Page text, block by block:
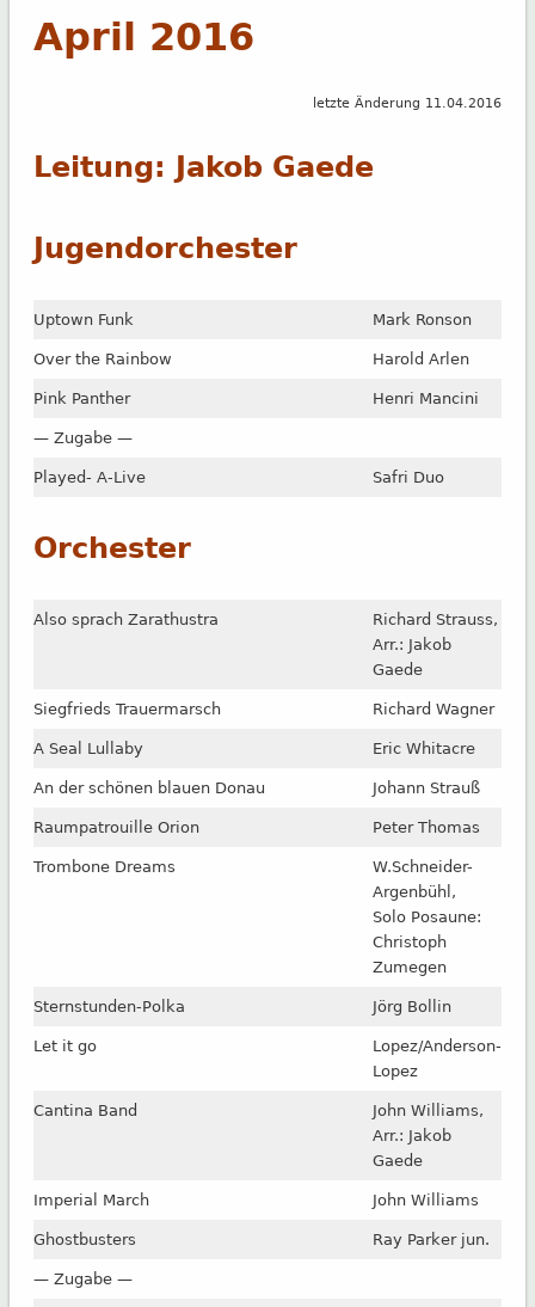
April 2016
letzte Änderung 11.04.2016
Leitung: Jakob Gaede
Jugendorchester
Uptown Funk Mark Ronson
Over the Rainbow Harold Arlen
Pink Panther Henri Mancini
— Zugabe —
Played- A-Live Safri Duo
Orchester
Also sprach Zarathustra
Richard Strauss,
Arr.: Jakob
Gaede
Siegfrieds Trauermarsch Richard Wagner
A Seal Lullaby Eric Whitacre
An der schönen blauen Donau Johann Strauß
Raumpatrouille Orion Peter Thomas
Trombone Dreams
W.Schneider-
Argenbühl,
Solo Posaune:
Christoph
Zumegen
Sternstunden-Polka Jörg Bollin
Let it go
Lopez/Anderson-
Lopez
Cantina Band
John Williams,
Arr.: Jakob
Gaede
Imperial March John Williams
Ghostbusters Ray Parker jun.
— Zugabe —